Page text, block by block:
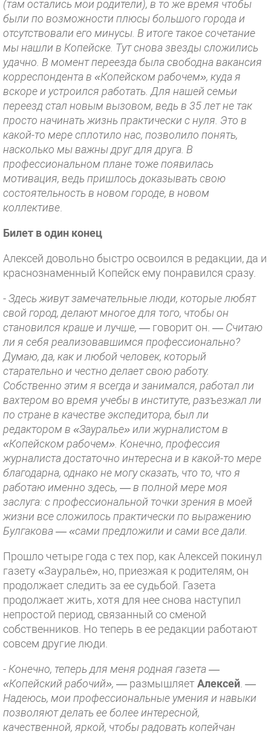
(там остались мои родители), в то же время чтобы
были по возможности плюсы большого города и
отсутствовали его минусы. В итоге такое сочетание
мы нашли в Копейске. Тут снова звезды сложились
удачно. В момент переезда была свободна вакансия
корреспондента в «Копейском рабочем», куда я
вскоре и устроился работать. Для нашей семьи
переезд стал новым вызовом, ведь в 35 лет не так
просто начинать жизнь практически с нуля. Это в
какой-то мере сплотило нас, позволило понять,
насколько мы важны друг для друга. В
профессиональном плане тоже появилась
мотивация, ведь пришлось доказывать свою
состоятельность в новом городе, в новом
коллективе
Билет в один конец
Алексей довольно быстро освоился в редакции, да и
краснознаменный Копейск ему понравился сразу.
-Здесь живут замечательные люди, которые любят
свой город, делают многое для того, чтобы он
становился краше и лучше, — говорит он. — Считаю
ли я себя реализовавшимся профессионально?
Думаю, да, как и любой человек, который
старательно и честно делает свою работу.
Собственно этим я всегда и занимался, работал ли
вахтером во время учебы в институте, разъезжал ли
по стране в качестве экспедитора, был ли
редактором в «Зауралье» или журналистом в
«Копейском рабочем». Конечно, профессия
журналиста достаточно интересна и в какой-то мере
благодарна, однако не могу сказать, что то, что я
работаю именно здесь, — в полной мере моя
заслуга: с профессиональной точки зрения в моей
жизни все сложилось практически по выражению
Булгакова — «сами предложили и сами все дали.
Прошло четыре года с тех пор, как Алексей покинул
газету «Зауралье», но, приезжая к родителям, он
продолжает следить за ее судьбой. Газета
продолжает жить, хотя для нее снова наступил
непростой период, связанный со сменой
собственников. Но теперь в ее редакции работают
совсем другие люди.
- Конечно, теперь для меня родная газета —
«Копейский рабочий», — размышляетАлексей —
Надеюсь, мои профессиональные умения и навыки
позволяют делать ее более интересной,
качественной, яркой, чтобы радовать копейчан